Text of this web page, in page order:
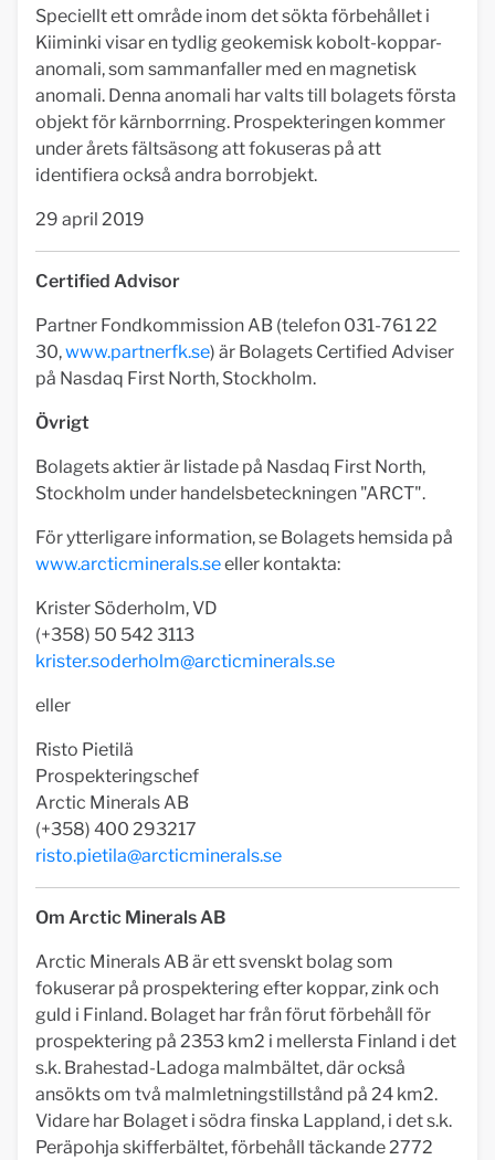
Speciellt ett område inom det sökta förbehållet i
Kiiminki visar en tydlig geokemisk kobolt-koppar-
anomali, som sammanfaller med en magnetisk
anomali. Denna anomali har valts till bolagets första
objekt för kärnborrning. Prospekteringen kommer
under årets fältsäsong att fokuseras på att
identifiera också andra borrobjekt.
29 april 2019
Certified Advisor
Partner Fondkommission AB (telefon 031-761 22
30,www.partnerfk.se) är Bolagets Certified Adviser
på Nasdaq First North, Stockholm.
Övrigt
Bolagets aktier är listade på Nasdaq First North,
Stockholm under handelsbeteckningen "ARCT".
För ytterligare information, se Bolagets hemsida på
www.arcticminerals.seeller kontakta:
Krister Söderholm, VD
(+358) 50 542 3113
krister.soderholm@arcticminerals.se
eller
Risto Pietilä
Prospekteringschef
Arctic Minerals AB
(+358) 400 293217
risto.pietila@arcticminerals.se
Om Arctic Minerals AB
Arctic Minerals AB är ett svenskt bolag som
fokuserar på prospektering efter koppar, zink och
guld i Finland. Bolaget har från förut förbehåll för
prospektering på 2353 km2 i mellersta Finland i det
s.k. Brahestad-Ladoga malmbältet, där också
ansökts om två malmletningstillstånd på 24 km2.
Vidare har Bolaget i södra finska Lappland, i det s.k.
Peräpohja skifferbältet, förbehåll täckande 2772